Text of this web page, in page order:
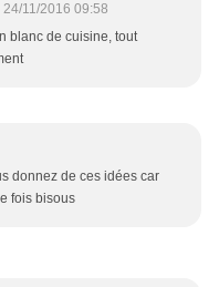
24/11/2016 09:58
blanc de cuisine, tout
donnez de ces idées car
fois bisous